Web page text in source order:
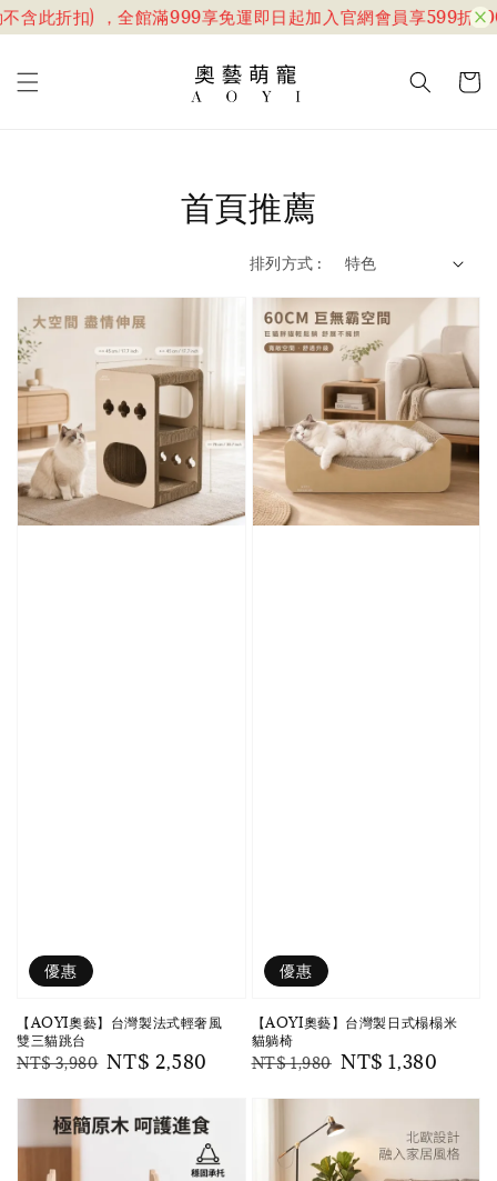
折扣) ，全館滿999享免運即日起加入官網會員享599折100，
首頁推薦
排列方式 :
優惠
【AOYI奧藝】台灣製法式輕奢風
雙三貓跳台
Regular
NT$ 3,980 Sale
NT$ 2,580
優惠
【AOYI奧藝】台灣製日式榻榻米
貓躺椅
Regular
NT$ 1,980 Sale
NT$ 1,380